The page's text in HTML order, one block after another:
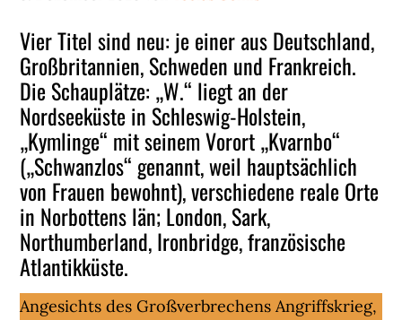
Vier Titel sind neu: je einer aus Deutschland,
Großbritannien, Schweden und Frankreich.
Die Schauplätze: „W.“ liegt an der
Nordseeküste in Schleswig-Holstein,
„Kymlinge“ mit seinem Vorort „Kvarnbo“
(„Schwanzlos“ genannt, weil hauptsächlich
von Frauen bewohnt), verschiedene reale Orte
in Norbottens län; London, Sark,
Northumberland, Ironbridge, französische
Atlantikküste.
Angesichts des Großverbrechens Angriffskrieg,